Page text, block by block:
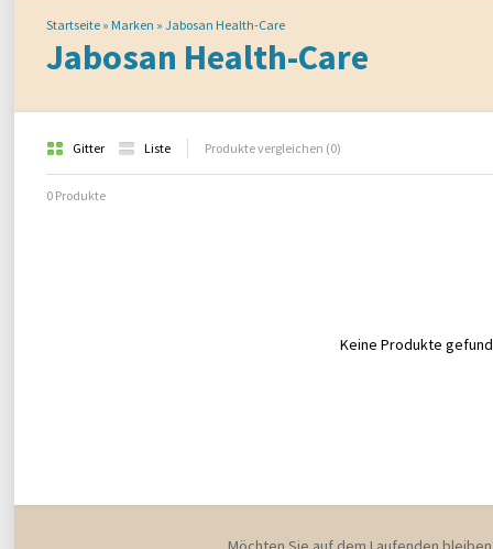
Startseite » Marken » Jabosan Health-Care
Jabosan Health-Care
Gitter Liste Produkte vergleichen (0)
0 Produkte
Keine Produkte